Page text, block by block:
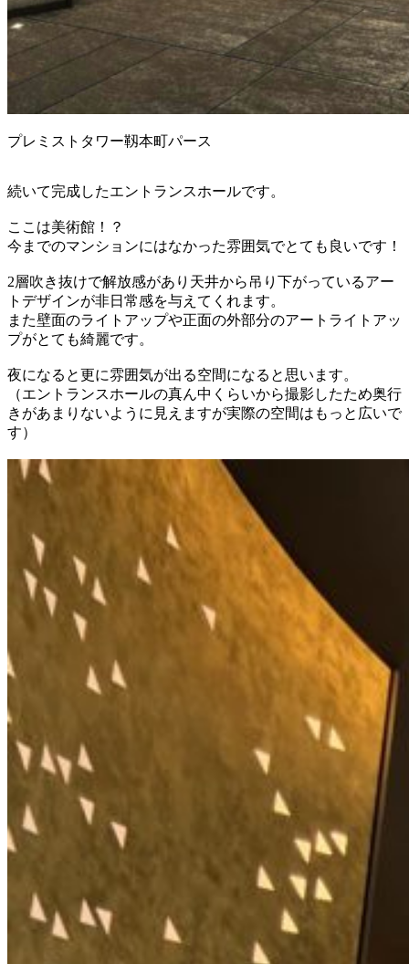
プレミストタワー靱本町パース
続いて完成したエントランスホールです。
ここは美術館！？
今までのマンションにはなかった雰囲気でとても良いです！
2層吹き抜けで解放感があり天井から吊り下がっているアー
トデザインが非日常感を与えてくれます。
また壁面のライトアップや正面の外部分のアートライトアッ
プがとても綺麗です。
夜になると更に雰囲気が出る空間になると思います。
（エントランスホールの真ん中くらいから撮影したため奥行
きがあまりないように見えますが実際の空間はもっと広いで
す）